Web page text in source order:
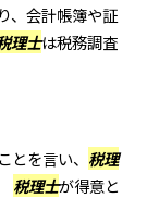
、会計帳簿や証
理士は税務調査
を言い、 税理
税理士が得意と